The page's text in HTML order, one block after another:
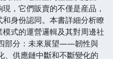
，它們販賣的不僅是産品，
身份認同。本書詳細分析瞭
式的運營邏輯及其對周邊社
部分：未來展望——韌性與
、供應鏈中斷和不斷變化的